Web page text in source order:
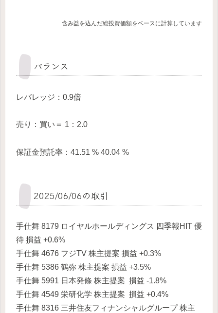
含み益を込んだ総投資価額をベースに計算しています
バランス
レバレッジ：0.9倍
売り：買い＝ 1：2.0
保証金預託率：41.51 % 40.04 %
2025/06/06の取引
手仕舞 8179 ロイヤルホールディングス 四季報HIT 優
待 損益 +0.6%
手仕舞 4676 フジTV 株主提案 損益 +0.3%
手仕舞 5386 鶴弥 株主提案 損益 +3.5%
手仕舞 5991 日本発條 株主提案 損益 -1.8%
手仕舞 4549 栄研化学 株主提案 損益 +0.4%
手仕舞 8316 三井住友フィナンシャルグループ 株主